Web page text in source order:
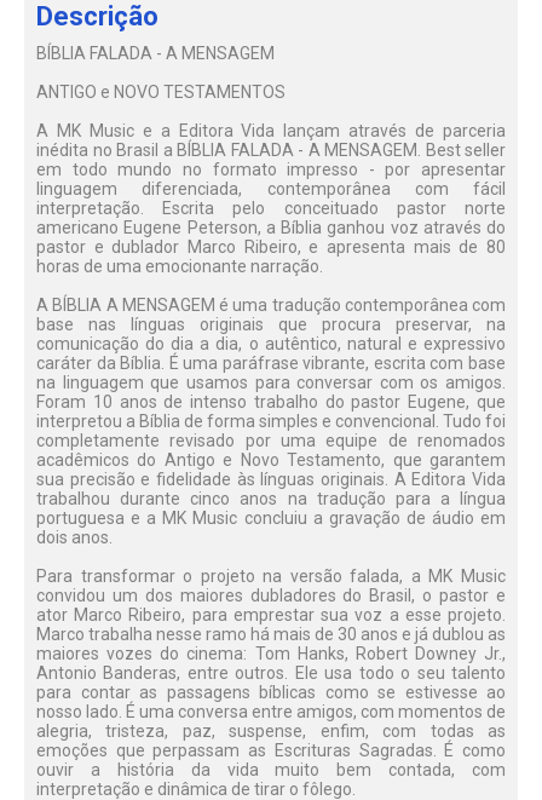
Descrição
BÍBLIA FALADA - A MENSAGEM
ANTIGO e NOVO TESTAMENTOS
A MK Music e a Editora Vida lançam através de parceria
inédita no Brasil a BÍBLIA FALADA - A MENSAGEM. Best seller
em todo mundo no formato impresso - por apresentar
linguagem diferenciada, contemporânea com fácil
interpretação. Escrita pelo conceituado pastor norte
americano Eugene Peterson, a Bíblia ganhou voz através do
pastor e dublador Marco Ribeiro, e apresenta mais de 80
horas de uma emocionante narração.
A BÍBLIA A MENSAGEM é uma tradução contemporânea com
base nas línguas originais que procura preservar, na
comunicação do dia a dia, o autêntico, natural e expressivo
caráter da Bíblia. É uma paráfrase vibrante, escrita com base
na linguagem que usamos para conversar com os amigos.
Foram 10 anos de intenso trabalho do pastor Eugene, que
interpretou a Bíblia de forma simples e convencional. Tudo foi
completamente revisado por uma equipe de renomados
acadêmicos do Antigo e Novo Testamento, que garantem
sua precisão e fidelidade às línguas originais. A Editora Vida
trabalhou durante cinco anos na tradução para a língua
portuguesa e a MK Music concluiu a gravação de áudio em
dois anos.
Para transformar o projeto na versão falada, a MK Music
convidou um dos maiores dubladores do Brasil, o pastor e
ator Marco Ribeiro, para emprestar sua voz a esse projeto.
Marco trabalha nesse ramo há mais de 30 anos e já dublou as
maiores vozes do cinema: Tom Hanks, Robert Downey Jr.,
Antonio Banderas, entre outros. Ele usa todo o seu talento
para contar as passagens bíblicas como se estivesse ao
nosso lado. É uma conversa entre amigos, com momentos de
alegria, tristeza, paz, suspense, enfim, com todas as
emoções que perpassam as Escrituras Sagradas. É como
ouvir a história da vida muito bem contada, com
interpretação e dinâmica de tirar o fôlego.